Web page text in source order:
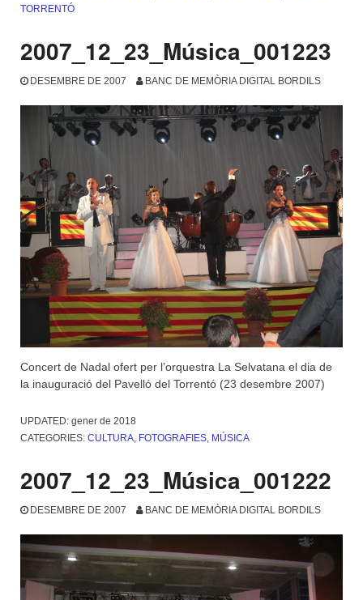
TORRENTÓ
2007_12_23_Música_001223
DESEMBRE DE 2007 BANC DE MEMÒRIA DIGITAL BORDILS
Concert de Nadal ofert per l’orquestra La Selvatana el dia de
la inauguració del Pavelló del Torrentó (23 desembre 2007)
UPDATED: gener de 2018
CATEGORIES: CULTURA FOTOGRAFIES MÚSICA
2007_12_23_Música_001222
DESEMBRE DE 2007 BANC DE MEMÒRIA DIGITAL BORDILS